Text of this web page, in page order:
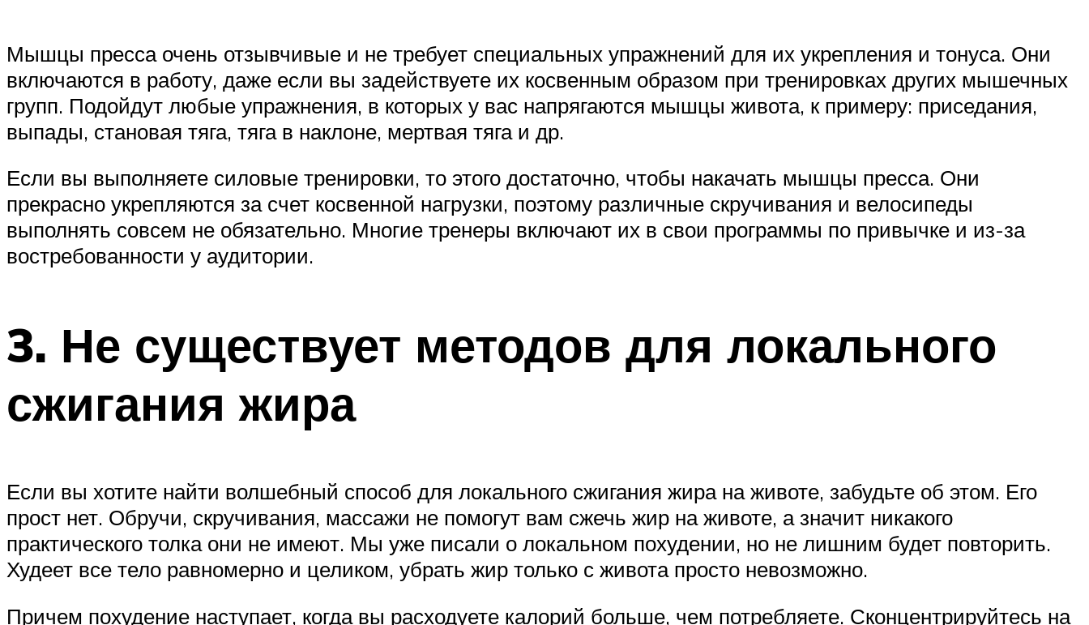
Мышцы пресса очень отзывчивые и не требует специальных упражнений для их укрепления и тонуса. Они
включаются в работу, даже если вы задействуете их косвенным образом при тренировках других мышечных
групп. Подойдут любые упражнения, в которых у вас напрягаются мышцы живота, к примеру: приседания,
выпады, становая тяга, тяга в наклоне, мертвая тяга и др.
Если вы выполняете силовые тренировки, то этого достаточно, чтобы накачать мышцы пресса. Они
прекрасно укрепляются за счет косвенной нагрузки, поэтому различные скручивания и велосипеды
выполнять совсем не обязательно. Многие тренеры включают их в свои программы по привычке и из-за
востребованности у аудитории.
3. Не существует методов для локального
сжигания жира
Если вы хотите найти волшебный способ для локального сжигания жира на животе, забудьте об этом. Его
прост нет. Обручи, скручивания, массажи не помогут вам сжечь жир на животе, а значит никакого
практического толка они не имеют. Мы уже писали о локальном похудении, но не лишним будет повторить.
Худеет все тело равномерно и целиком, убрать жир только с живота просто невозможно.
Причем похудение наступает, когда вы расходуете калорий больше, чем потребляете. Сконцентрируйтесь на